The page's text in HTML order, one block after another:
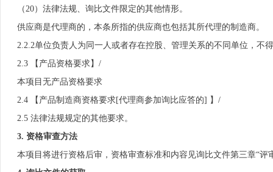
（20）法律法规、询比文件限定的其他情形。
供应商是代理商的，本条所指的供应商也包括其所代理的制造商。
2.2.2单位负责人为同一人或者存在控股、管理关系的不同单位，不
2.3 【产品资格要求】/
本项目无产品资格要求
2.4 【产品制造商资格要求[代理商参加询比应答的] 】/
2.5 法律法规规定的其他要求。
3. 资格审查方法
本项目将进行资格后审，资格审查标准和内容见询比文件第三章“